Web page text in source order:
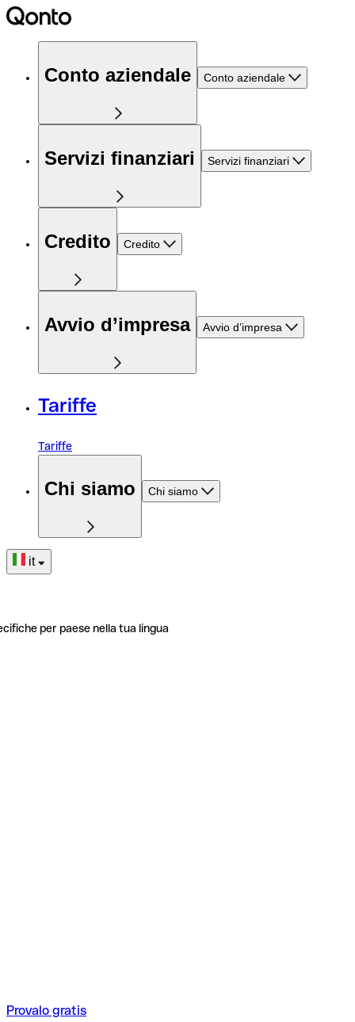
Conto aziendale Conto aziendale
Servizi finanziari Servizi finanziari
Credito Credito
Avvio d’impresa Avvio d’impresa
Tariffe
Tariffe
Chi siamo Chi siamo
it
per paese nella tua lingua
Provalo gratis